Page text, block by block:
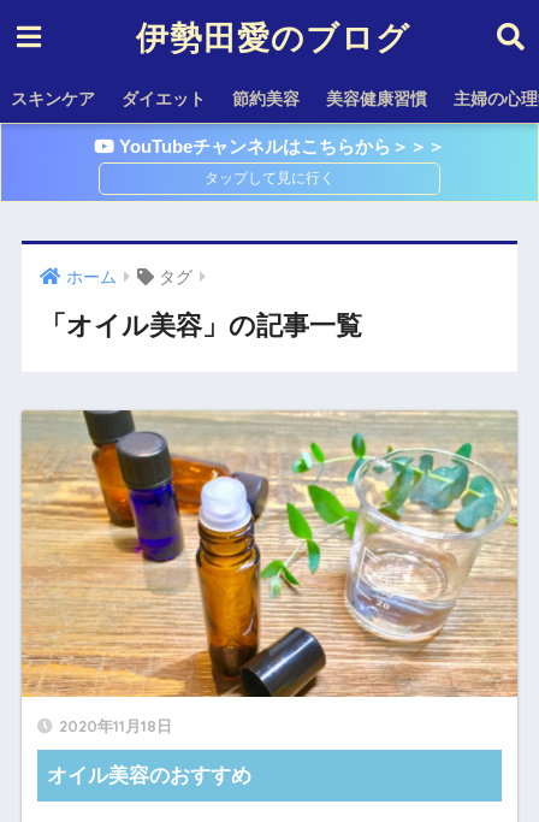
伊勢田愛のブログ
スキンケア ダイエット 節約美容 美容健康習慣 主婦の心
YouTubeチャンネルはこちらから＞＞＞
ホーム タグ
「オイル美容」の記事一覧
2020年11月18日
オイル美容のおすすめ